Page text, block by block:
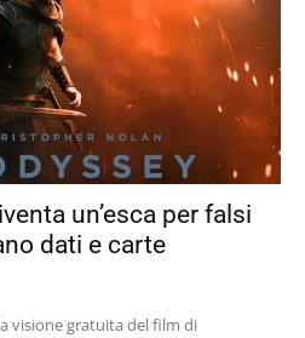
un’esca per falsi
dati e carte
visione gratuita del film di